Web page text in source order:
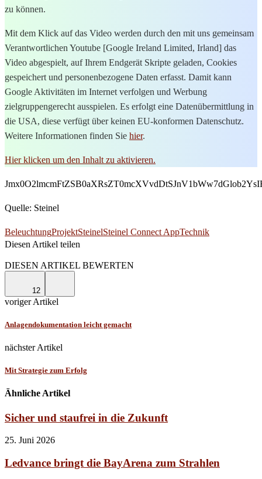
zu können.
Mit dem Klick auf das Video werden durch den mit uns gemeinsam
Verantwortlichen Youtube [Google Ireland Limited, Irland] das
Video abgespielt, auf Ihrem Endgerät Skripte geladen, Cookies
gespeichert und personenbezogene Daten erfasst. Damit kann
Google Aktivitäten im Internet verfolgen und Werbung
zielgruppengerecht ausspielen. Es erfolgt eine Datenübermittlung in
die USA, diese verfügt über keinen EU-konformen Datenschutz.
Weitere Informationen finden Sie hier.
Hier klicken um den Inhalt zu aktivieren.
Quelle: Steinel
BeleuchtungProjektSteinelSteinel Connect AppTechnik
Diesen Artikel teilen
DIESEN ARTIKEL BEWERTEN
12
voriger Artikel
Anlagendokumentation leicht gemacht
nächster Artikel
Mit Strategie zum Erfolg
Ähnliche Artikel
Sicher und staufrei in die Zukunft
25. Juni 2026
Ledvance bringt die BayArena zum Strahlen